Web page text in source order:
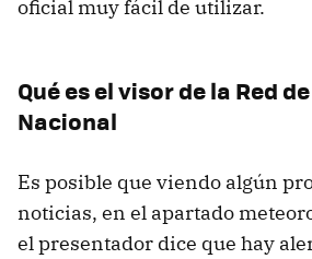
oficial muy fácil de utilizar.
Qué es el visor de la Red
Nacional
Es posible que viendo algún
noticias, en el apartado
el presentador dice que hay